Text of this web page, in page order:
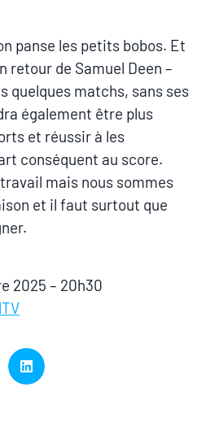
panse les petits bobos. Et
retour de Samuel Deen –
quelques matchs, sans ses
également être plus
et réussir à les
conséquent au score.
mais nous sommes
et il faut surtout que
2025 – 20h30